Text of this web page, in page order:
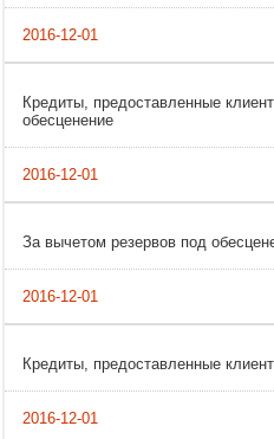
Кредиты, предоставленные
обесценение
За вычетом резервов под
Кредиты, предоставленные